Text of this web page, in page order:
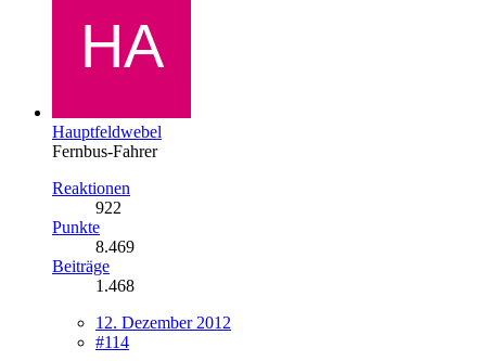
Hauptfeldwebel
Fernbus-Fahrer
Reaktionen
922
Punkte
8.469
Beiträge
1.468
12. Dezember 2012
#114